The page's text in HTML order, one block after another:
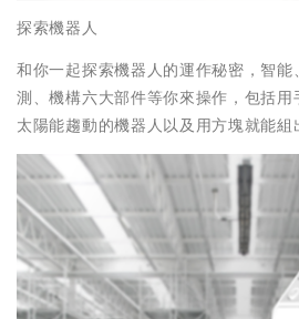
探索機器人
和你一起探索機器人的運作秘密，智
測、機構六大部件等你來操作，包括用
太陽能趨動的機器人以及用方塊就能組